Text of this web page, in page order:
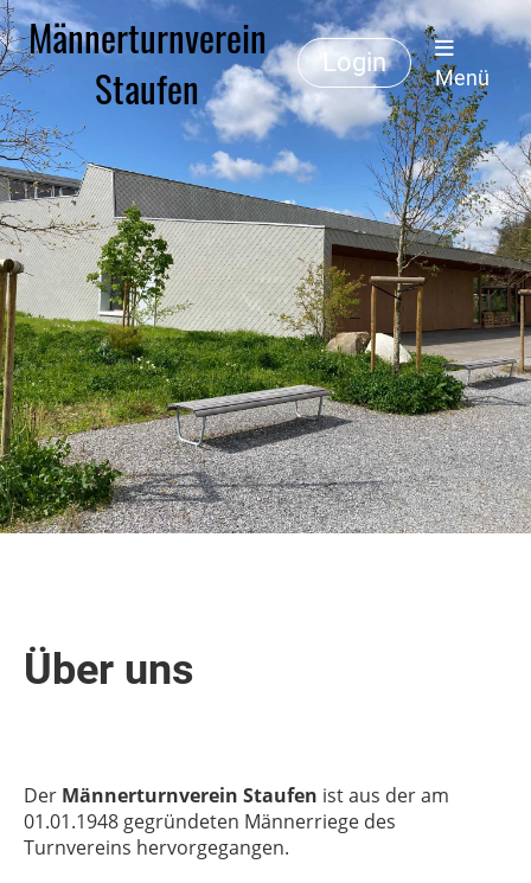
Männerturnverein
Staufen
Login
Menü
Über uns
Der Männerturnverein Staufen ist aus der am
01.01.1948 gegründeten Männerriege des
Turnvereins hervorgegangen.